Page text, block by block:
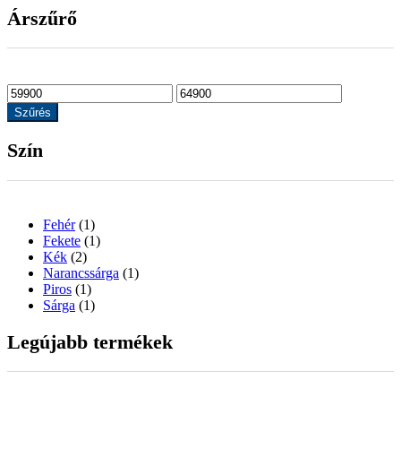
Árszűrő
Szűrés
Szín
Fehér (1)
Fekete (1)
Kék (2)
Narancssárga (1)
Piros (1)
Sárga (1)
Legújabb termékek